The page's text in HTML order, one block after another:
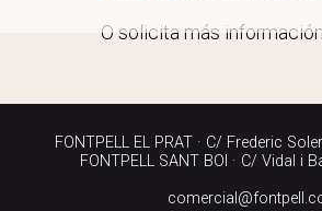
O solicita más
FONTPELL EL PRAT · C/ Frederic
FONTPELL SANT BOI · C/ Vidal i